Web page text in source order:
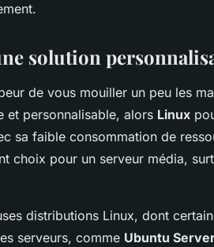
solution
de vous mouiller un peu les
et personnalisable, alors Linux
sa faible consommation de
choix pour un serveur média,
distributions Linux, dont
serveurs, comme Ubuntu